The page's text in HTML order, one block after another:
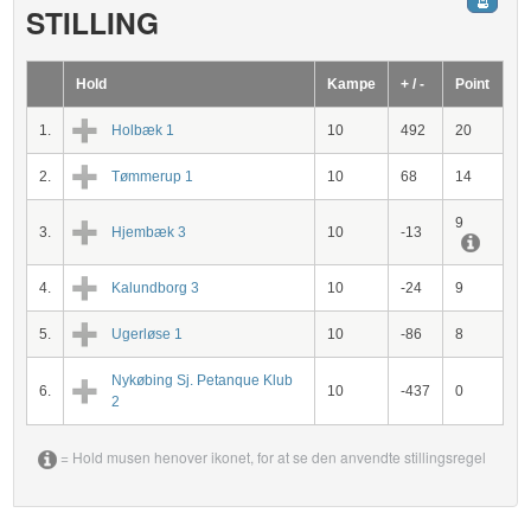
STILLING
Hold Kampe + / - Point
1. Holbæk 1 10 492 20
2. Tømmerup 1 10 68 14
3. Hjembæk 3 10 -13
9
4. Kalundborg 3 10 -24 9
5. Ugerløse 1 10 -86 8
6.
Nykøbing Sj. Petanque Klub
2
10 -437 0
= Hold musen henover ikonet, for at se den anvendte stillingsregel